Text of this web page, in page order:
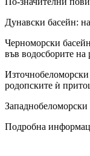
Дунавски басейн:
Черноморски
във водосборите
родопските ѝ
Подробна